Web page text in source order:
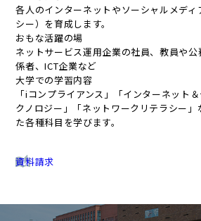
各人のインターネットやソーシャルメデ
シー）を育成します。
おもな活躍の場
ネットサービス運用企業の社員、教員や
係者、ICT企業など
大学での学習内容
「iコンプライアンス」「インターネット
クノロジー」「ネットワークリテラシー
た各種科目を学びます。
資料請求